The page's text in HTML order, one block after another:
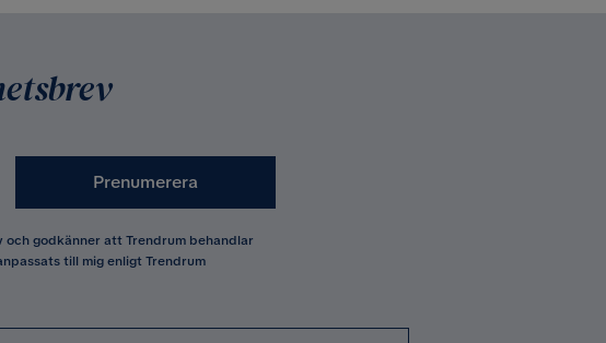
Prenumerera
godkänner att Trendrum behandlar
till mig enligt Trendrum